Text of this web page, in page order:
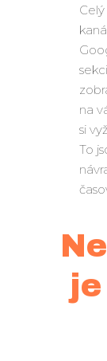
na
si
To